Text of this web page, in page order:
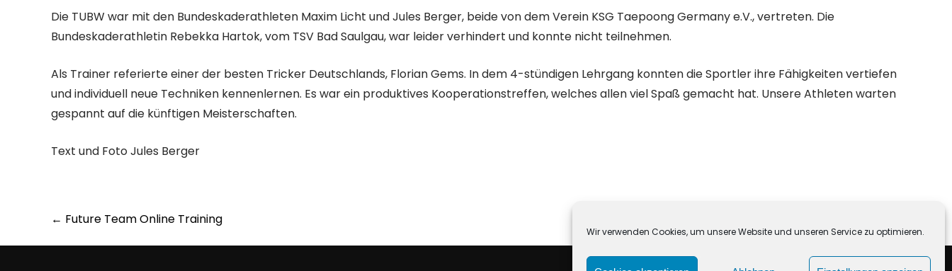
Wir verwenden Cookies, um unsere Website und unseren Service zu optimieren.
Die TUBW war mit den Bundeskaderathleten Maxim Licht und Jules Berger, beide von dem Verein KSG Taepoong Germany e.V., vertreten. Die
Bundeskaderathletin Rebekka Hartok, vom TSV Bad Saulgau, war leider verhindert und konnte nicht teilnehmen.
Als Trainer referierte einer der besten Tricker Deutschlands, Florian Gems. In dem 4-stündigen Lehrgang konnten die Sportler ihre Fähigkeiten vertiefen
und individuell neue Techniken kennenlernen. Es war ein produktives Kooperationstreffen, welches allen viel Spaß gemacht hat. Unsere Athleten warten
gespannt auf die künftigen Meisterschaften.
Text und Foto Jules Berger
Post
navigation
← Future Team Online Training